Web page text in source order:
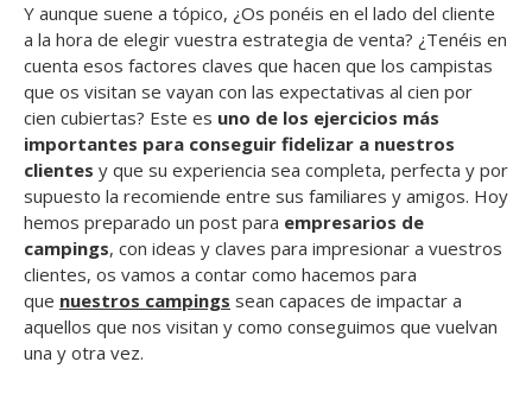
Y aunque suene a tópico, ¿Os ponéis en el lado del cliente
a la hora de elegir vuestra estrategia de venta? ¿Tenéis en
cuenta esos factores claves que hacen que los campistas
que os visitan se vayan con las expectativas al cien por
cien cubiertas? Este es uno de los ejercicios más
importantes para conseguir fidelizar a nuestros
clientes y que su experiencia sea completa, perfecta y por
supuesto la recomiende entre sus familiares y amigos. Hoy
hemos preparado un post para empresarios de
campings, con ideas y claves para impresionar a vuestros
clientes, os vamos a contar como hacemos para
que nuestros campings sean capaces de impactar a
aquellos que nos visitan y como conseguimos que vuelvan
una y otra vez.